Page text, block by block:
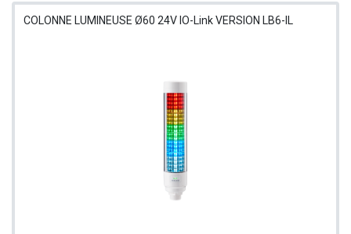
COLONNE LUMINEUSE Ø60 24V IO-Link VERSION LB6-IL